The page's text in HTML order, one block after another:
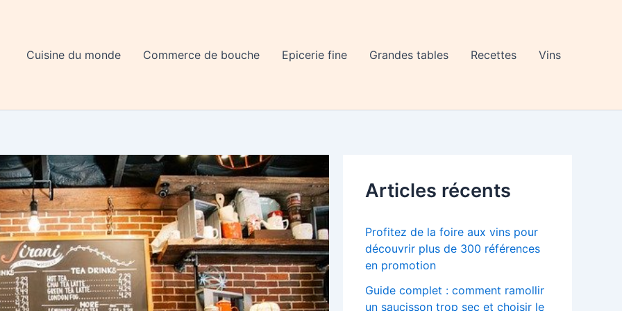
Cuisine du monde Commerce de bouche Epicerie fine Grandes tables Recettes Vins
Articles récents
Profitez de la foire aux vins pour
découvrir plus de 300 références
en promotion
Guide complet : comment ramollir
un saucisson trop sec et choisir le